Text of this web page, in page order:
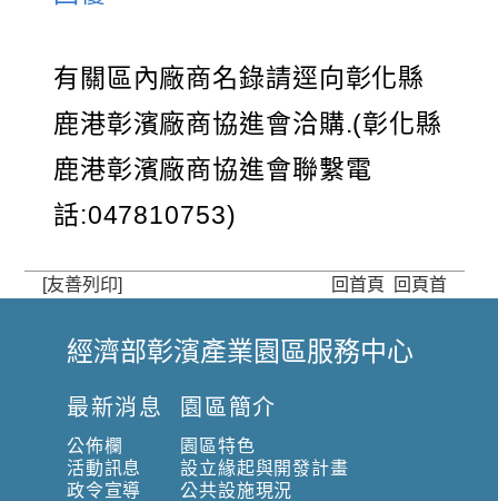
有關區內廠商名錄請逕向彰化縣
鹿港彰濱廠商協進會洽購.(彰化縣
鹿港彰濱廠商協進會聯繫電
話:047810753)
[友善列印] 回首頁 回頁首
:
:
經濟部彰濱產業園區服務中心
最新消息
公佈欄
活動訊息
政令宣導
園區簡介
園區特色
設立緣起與開發計畫
公共設施現況